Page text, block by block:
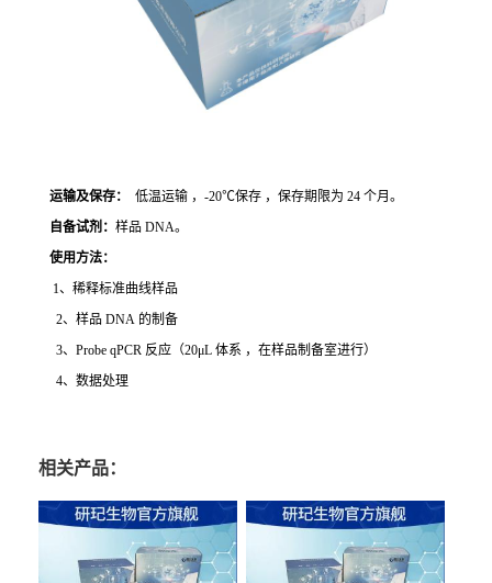
运输及保存：
低温运输 ，-20℃保存 ，保存期限为 24 个月。
自备试剂： 样品 DNA。
使用方法：
1、稀释标准曲线样品
2、样品 DNA 的制备
3、Probe qPCR 反应（20μL 体系 ，在样品制备室进行）
4、数据处理
相关产品：